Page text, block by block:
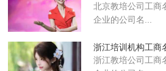
北京教培公司工商
企业的公司名...
浙江培训机构工商
浙江教培公司工商